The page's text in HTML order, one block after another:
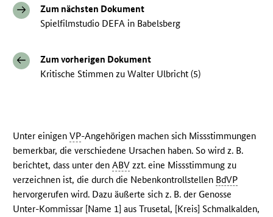
Zum nächsten Dokument
Spielfilmstudio DEFA in Babelsberg
Zum vorherigen Dokument
Kritische Stimmen zu Walter Ulbricht (5)
Unter einigenVP-Angehörigen machen sich Missstimmungen
bemerkbar, die verschiedene Ursachen haben. So wird z. B.
berichtet, dass unter denABV zzt. eine Missstimmung zu
verzeichnen ist, die durch die Nebenkontrollstellen BdVP
hervorgerufen wird. Dazu äußerte sich z. B. der Genosse
Unter-Kommissar [Name 1] aus Trusetal, [Kreis] Schmalkalden,